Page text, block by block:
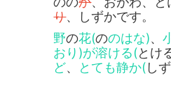
り、しずかです。
野の花(ののはな)、
おり)が溶ける(とけ
ど、 とても静か(し